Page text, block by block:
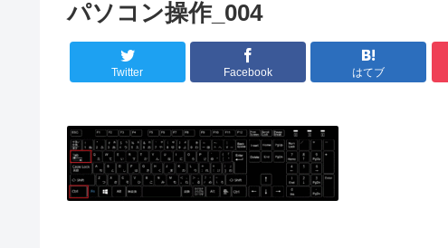
パソコン操作_004
Twitter Facebook はてブ